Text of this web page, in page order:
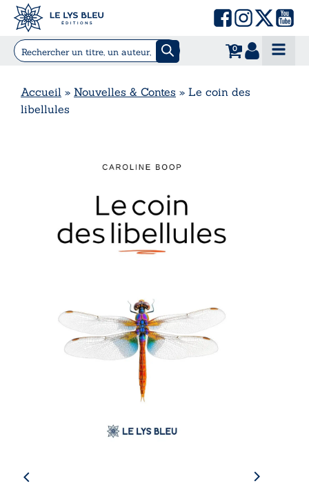
0
Accueil » Nouvelles & Contes » Le coin des
libellules